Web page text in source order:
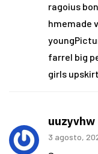
ragoius
hmemade
farrel big
girls upskirt
uuzyvhw
3 agosto,